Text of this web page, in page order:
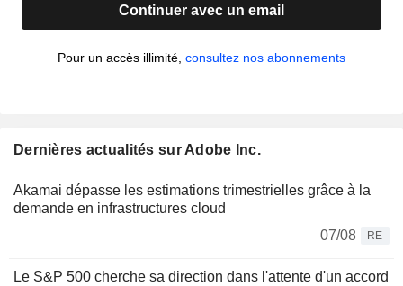
Continuer avec un email
Pour un accès illimité, consultez nos abonnements
Dernières actualités sur Adobe Inc.
Akamai dépasse les estimations trimestrielles grâce à la
demande en infrastructures cloud
07/08
RE
Le S&P 500 cherche sa direction dans l'attente d'un accord